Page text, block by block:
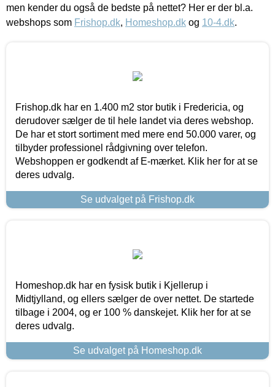
men kender du også de bedste på nettet? Her er der bl.a.
webshops som Frishop.dk, Homeshop.dk og 10-4.dk.
Frishop.dk har en 1.400 m2 stor butik i Fredericia, og
derudover sælger de til hele landet via deres webshop.
De har et stort sortiment med mere end 50.000 varer, og
tilbyder professionel rådgivning over telefon.
Webshoppen er godkendt af E-mærket. Klik her for at se
deres udvalg.
Se udvalget på Frishop.dk
Homeshop.dk har en fysisk butik i Kjellerup i
Midtjylland, og ellers sælger de over nettet. De startede
tilbage i 2004, og er 100 % danskejet. Klik her for at se
deres udvalg.
Se udvalget på Homeshop.dk